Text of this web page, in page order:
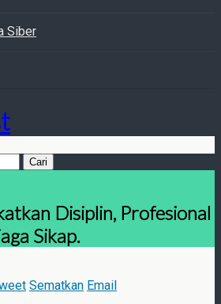
Siber
Disiplin, Profesional
Sikap.
Sematkan Email